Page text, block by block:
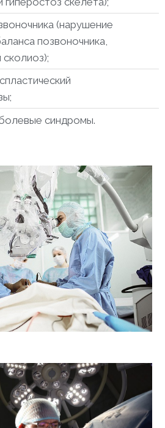
(нарушение
позвоночника,
синдромы.